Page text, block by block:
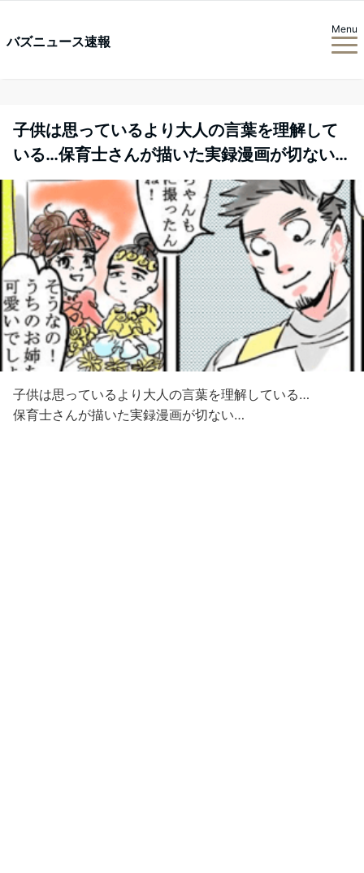
バズニュース速報
Menu
子供は思っているより大人の言葉を理解して
いる…保育士さんが描いた実録漫画が切ない…
子供は思っているより大人の言葉を理解している…
保育士さんが描いた実録漫画が切ない…